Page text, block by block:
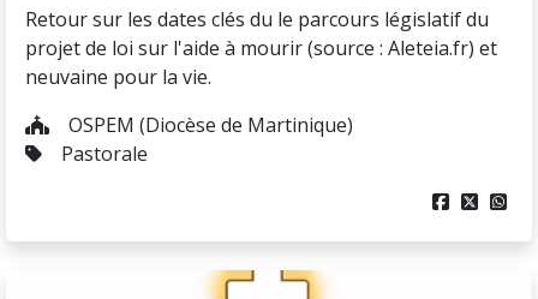
Retour sur les dates clés du le parcours législatif du
projet de loi sur l'aide à mourir (source : Aleteia.fr) et
neuvaine pour la vie.
OSPEM (Diocèse de Martinique)
Pastorale
  